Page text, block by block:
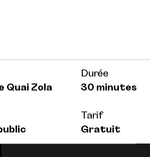
Quai Zola
Durée
30 minutes
Tarif
Gratuit